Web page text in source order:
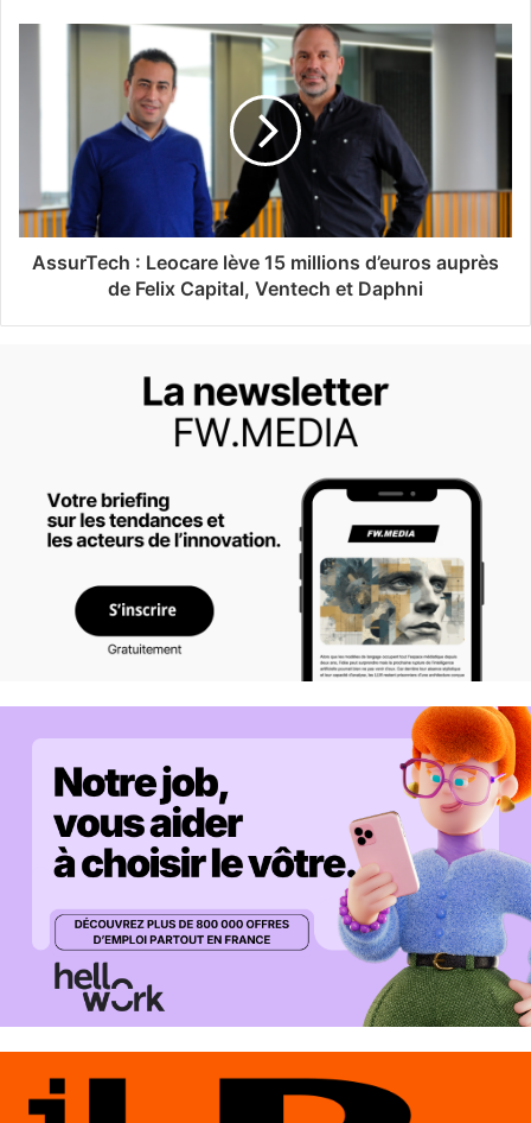
AssurTech : Leocare lève 15 millions d’euros auprès
de Felix Capital, Ventech et Daphni